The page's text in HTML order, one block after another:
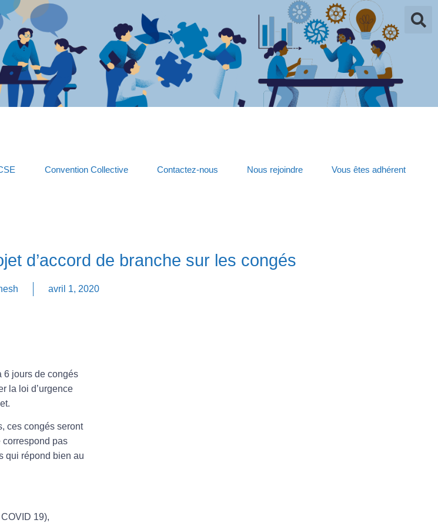
Convention Collective Contactez-nous Nous rejoindre Vous êtes adhérent
d’accord de branche sur les congés
avril 1, 2020
6 jours de congés
la loi d’urgence
ces congés seront
correspond pas
qui répond bien au
19),